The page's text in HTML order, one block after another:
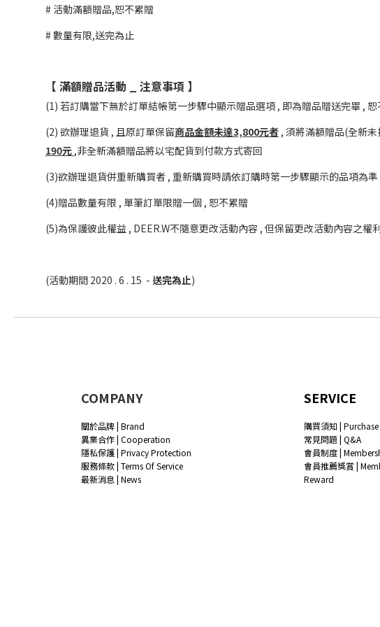
# 活動滿額贈品,恕不累贈
# 數量有限,送完為止
【 滿額贈品活動 _ 注意事項 】
(1) 若訂購當下無於訂單結帳第一步驟中顯示贈品選項 , 即為贈品贈送完畢 ,
(2) 欲辦理退貨 , 且原訂單保留商品金額未達3,800元者 , 須將滿額贈品(全新
190元 ,非全新滿額贈品將以宅配貨到付款方式寄回
(3)欲辦理退貨併重新購買者 , 重新購買時請依訂購時第一步驟顯示的品項為
(4)贈品數量有限 , 單筆訂單限贈一個 , 恕不累贈
(5)為保護彼此權益 , DEER.W不隨意更改活動內容 , 但保留更改活動內容之權
(活動期間 2020 . 6 . 15 - 送完為止)
COMPANY
關於品牌 | Brand
異業合作 | Cooperation
隱私保護 | Privacy Protection
服務條款 | Terms Of Service
最新消息 | News
SERVICE
購買須知 |
常見問題 | Q&A
會員制度 |
會員推薦獎賞 |
Reward